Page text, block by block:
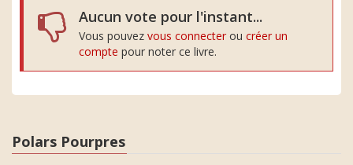
Aucun vote pour l'instant...
Vous pouvez vous connecter ou créer un
compte pour noter ce livre.
Polars Pourpres